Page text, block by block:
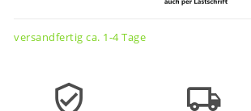
versandfertig ca. 1-4 Tage